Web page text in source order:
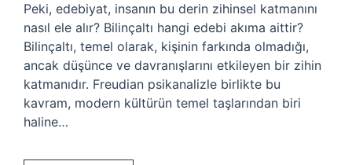
Peki, edebiyat, insanın bu derin zihinsel katmanını
nasıl ele alır? Bilinçaltı hangi edebi akıma aittir?
Bilinçaltı, temel olarak, kişinin farkında olmadığı,
ancak düşünce ve davranışlarını etkileyen bir zihin
katmanıdır. Freudian psikanalizle birlikte bu
kavram, modern kültürün temel taşlarından biri
haline…